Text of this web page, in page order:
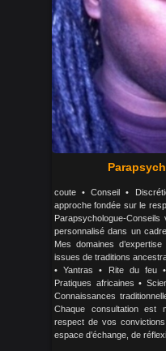
coute • Conseil •
approche fondée sur le
Parapsychologue-
personnalisé dans un
Mes domaines
issues de traditions
• Yantras • Rite du feu
Pratiques africaines •
Connaissances
Chaque consultation est
respect de vos
espace d’échange, de